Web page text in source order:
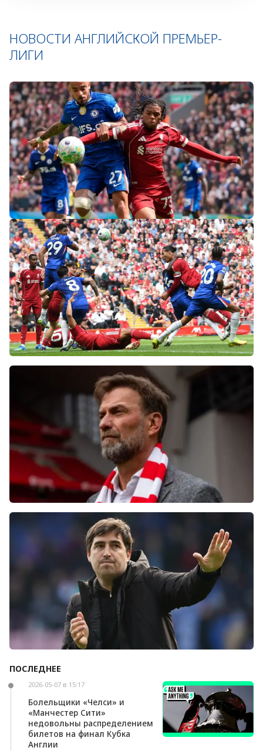
НОВОСТИ АНГЛИЙСКОЙ ПРЕМЬЕР-
ЛИГИ
«Слот не тот человек»: болельщики
«Ливерпуля» и «Челси» разнесли тренеров
после ничьей на «Энфилде»
Фанаты «Ливерпуля» шокированы
неспособностью команды обыграть нынешний
Болельщики «Ливерпуля» освистали команду
после ничьей с «Челси»
Андони Ираола может возглавить «Кристал
ПОСЛЕДНЕЕ
2026-05-07 в 15:17
Болельщики «Челси» и
«Манчестер Сити»
недовольны распределением
билетов на финал Кубка
Англии